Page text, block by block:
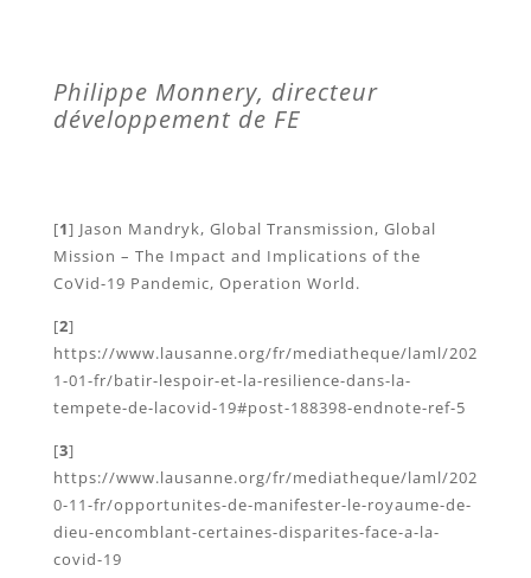
Philippe Monnery, directeur
développement de FE
[1] Jason Mandryk, Global Transmission, Global
Mission – The Impact and Implications of the
CoVid-19 Pandemic, Operation World.
[2]
https://www.lausanne.org/fr/mediatheque/laml/202
1-01-fr/batir-lespoir-et-la-resilience-dans-la-
tempete-de-lacovid-19#post-188398-endnote-ref-5
[3]
https://www.lausanne.org/fr/mediatheque/laml/202
0-11-fr/opportunites-de-manifester-le-royaume-de-
dieu-encomblant-certaines-disparites-face-a-la-
covid-19